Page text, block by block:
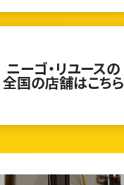
ニーゴ・リユースの
全国の店舗はこちら